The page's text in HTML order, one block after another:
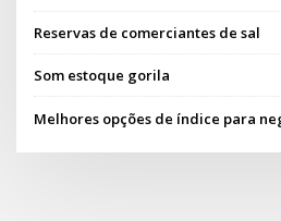
Reservas de comerciantes de sal
Som estoque gorila
Melhores opções de índice para